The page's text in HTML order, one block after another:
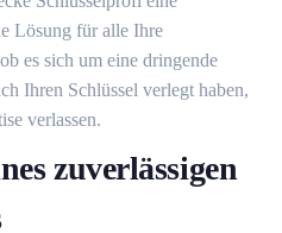
Lösung für alle Ihre
es sich um eine dringende
Ihren Schlüssel verlegt haben,
verlassen.
zuverlässigen